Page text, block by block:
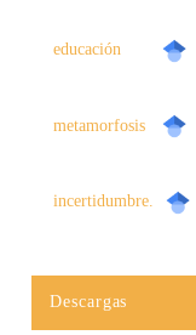
educación
metamorfosis
incertidumbre.
Descargas